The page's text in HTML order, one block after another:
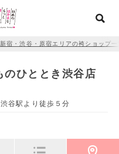
新宿・渋谷・原宿エリアの袴ショップ一
ひととき渋谷店
谷駅より徒歩５分